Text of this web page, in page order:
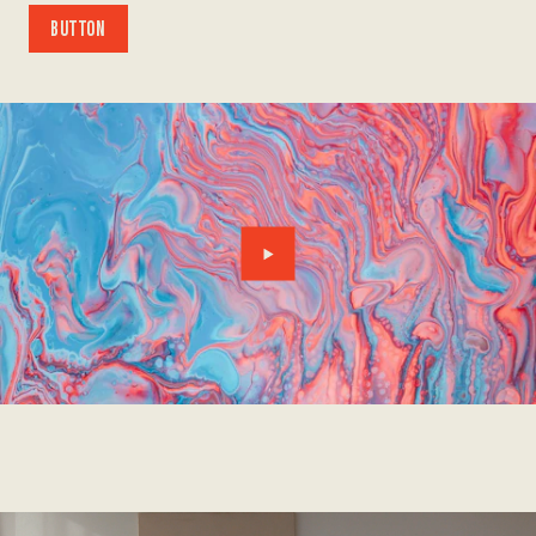
BUTTON
BUTTON